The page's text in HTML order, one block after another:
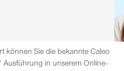
können Sie die bekannte Caleo
Ausführung in unserem Online-